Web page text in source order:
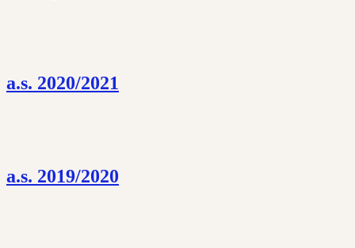
a.s. 2020/2021
a.s. 2019/2020